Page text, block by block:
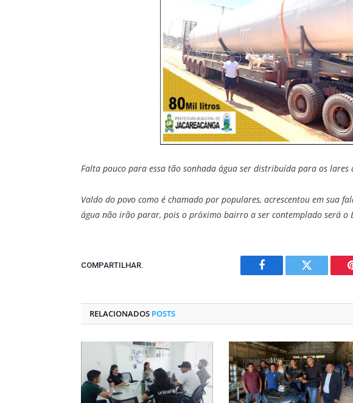
Falta pouco para essa tão sonhada água ser distribuída para os
Valdo do povo como é chamado por populares, acrescentou em sua
água não irão parar, pois o próximo bairro a ser contemplado será o
COMPARTILHAR.
Facebook Twitter
RELACIONADOS POSTS